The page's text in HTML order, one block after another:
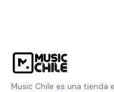
Music Chile es una tienda